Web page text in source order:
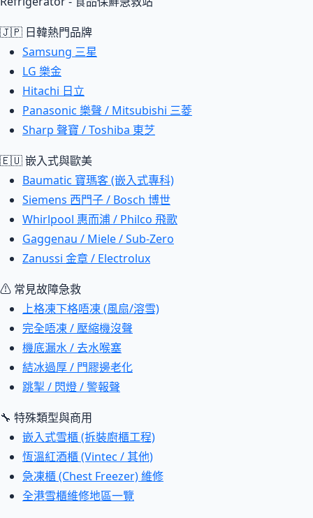
🇯🇵 日韓熱門品牌
Samsung 三星
LG 樂金
Hitachi 日立
Panasonic 樂聲 / Mitsubishi 三菱
Sharp 聲寶 / Toshiba 東芝
🇪🇺 嵌入式與歐美
Baumatic 寶瑪客 (嵌入式專科)
Siemens 西門子 / Bosch 博世
Whirlpool 惠而浦 / Philco 飛歌
Gaggenau / Miele / Sub-Zero
Zanussi 金章 / Electrolux
⚠ 常見故障急救
上格凍下格唔凍 (風扇/溶雪)
完全唔凍 / 壓縮機沒聲
機底漏水 / 去水喉塞
結冰過厚 / 門膠邊老化
跳掣 / 閃燈 / 警報聲
🔧 特殊類型與商用
嵌入式雪櫃 (拆裝廚櫃工程)
恆溫紅酒櫃 (Vintec / 其他)
急凍櫃 (Chest Freezer) 維修
全港雪櫃維修地區一覽